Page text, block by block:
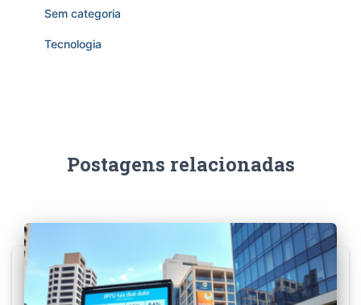
Sem categoria
Tecnologia
Postagens relacionadas